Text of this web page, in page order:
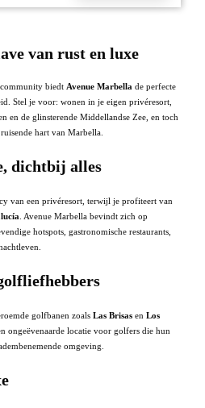
van rust en luxe
community biedt Avenue Marbella de perfecte
Stel je voor: wonen in je eigen privéresort,
en de glinsterende Middellandse Zee, en toch
hart van Marbella.
dichtbij alles
van een privéresort, terwijl je profiteert van
. Avenue Marbella bevindt zich op
hotspots, gastronomische restaurants,
golfbanen zoals Las Brisas en Los
ongeëvenaarde locatie voor golfers die hun
omgeving.